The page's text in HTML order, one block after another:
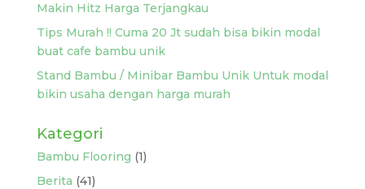
Makin Hitz Harga Terjangkau
Tips Murah !! Cuma 20 Jt sudah bisa bikin modal
buat cafe bambu unik
Stand Bambu / Minibar Bambu Unik Untuk modal
bikin usaha dengan harga murah
Kategori
Bambu Flooring (1)
Berita (41)